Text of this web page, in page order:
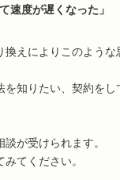
速度が遅くなった」
えによりこのような
を知りたい、契約を
が受けられます。
てください。